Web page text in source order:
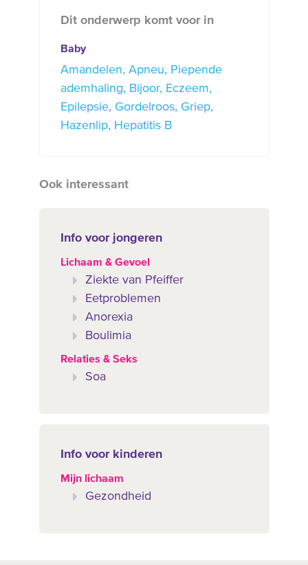
Dit onderwerp komt voor in
Baby
Amandelen Apneu
Piepende
ademhaling
Bijoor
Eczeem
Epilepsie Gordelroos Griep
Hazenlip
Hepatitis B
Ook interessant
Info voor jongeren
Lichaam & Gevoel
Ziekte van Pfeiffer
Eetproblemen
Anorexia
Boulimia
Relaties & Seks
Soa
Info voor kinderen
Mijn lichaam
Gezondheid